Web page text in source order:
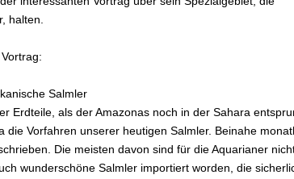
halten.
Salmler
Erdteile, als der Amazonas noch in der Sahara
die Vorfahren unserer heutigen Salmler. Beinahe
Die meisten davon sind für die Aquarianer
wunderschöne Salmler importiert worden, die